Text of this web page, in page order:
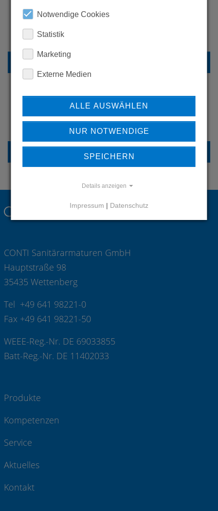
ERFAHREN SIE MEHR ÜBER
HABEN SIE FRAGEN?
KONTAKTIEREN SIE UNS
KONTAKT
CONTI Sanitärarmaturen GmbH
Hauptstraße 98
35435 Wettenberg
Tel +49 641 98221-0
Fax +49 641 98221-50
WEEE-Reg.-Nr. DE 69033855
Batt-Reg.-Nr. DE 11402033
Produkte
Kompetenzen
Service
Aktuelles
Kontakt
Notwendige Cookies
Statistik
Marketing
Externe Medien
ALLE AUSWÄHLEN
NUR NOTWENDIGE
SPEICHERN
Details anzeigen
Impressum | Datenschutz